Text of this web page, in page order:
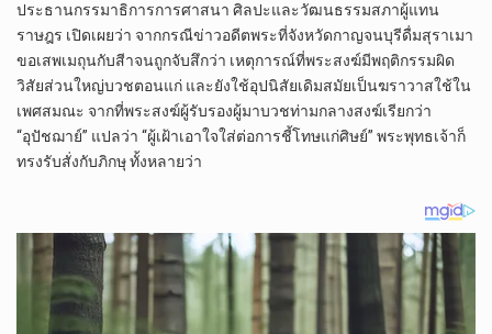
ประธานกรรมาธิการการศาสนา ศิลปะและวัฒนธรรมสภาผู้แทน
ราษฎร เปิดเผยว่า จากกรณีข่าวอดีตพระที่จังหวัดกาญจนบุรีดื่มสุราเมา
ขอเสพเมถุนกับสีาจนถูกจับสึกว่า เหตุการณ์ที่พระสงฆ์มีพฤติกรรมผิด
วิสัยส่วนใหญ่บวชตอนแก่ และยังใช้อุปนิสัยเดิมสมัยเป็นฆราวาสใช้ใน
เพศสมณะ จากที่พระสงฆ์ผู้รับรองผู้มาบวชท่ามกลางสงฆ์เรียกว่า
“อุปัชฌาย์” แปลว่า “ผู้เฝ้าเอาใจใส่ต่อการชี้โทษแก่ศิษย์” พระพุทธเจ้าก็
ทรงรับสั่งกับภิกษุ ทั้งหลายว่า